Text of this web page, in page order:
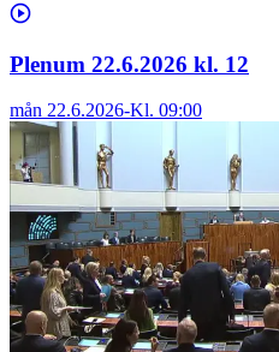
Plenum 22.6.2026 kl. 12
mån 22.6.2026-Kl. 09:00